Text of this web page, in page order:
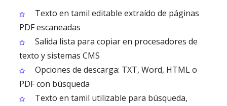
Texto en tamil editable extraído de páginas
PDF escaneadas
Salida lista para copiar en procesadores de
texto y sistemas CMS
Opciones de descarga: TXT, Word, HTML o
PDF con búsqueda
Texto en tamil utilizable para búsqueda,